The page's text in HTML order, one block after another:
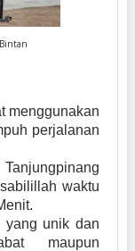
menggunakan
perjalanan
waktu
yang unik dan
maupun